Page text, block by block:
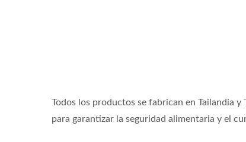
Todos los productos se fabrican en Tailandia
para garantizar la seguridad alimentaria y el